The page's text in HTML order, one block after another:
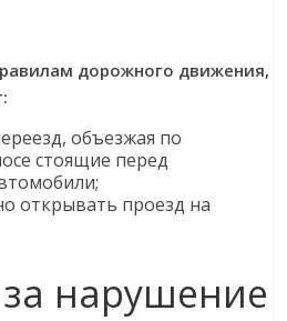
дорожного движения,
объезжая по
стоящие перед
открывать проезд на
нарушение